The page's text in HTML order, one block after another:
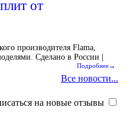
от
производителя Flama,
Сделано в России |
Подробнее→
Все новости...
на новые отзывы